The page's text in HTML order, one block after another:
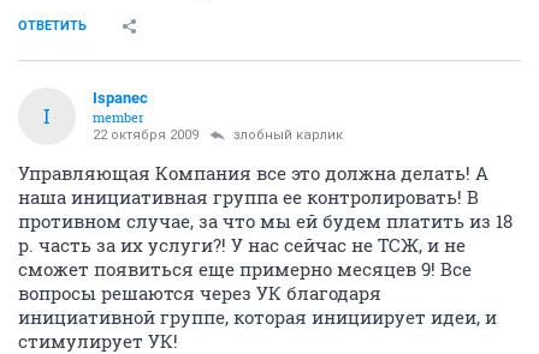
ОТВЕТИТЬ
I
Ispanec
member
22 октября 2009 злобный карлик
Управляющая Компания все это должна делать! А
наша инициативная группа ее контролировать! В
противном случае, за что мы ей будем платить из 18
р. часть за их услуги?! У нас сейчас не ТСЖ, и не
сможет появиться еще примерно месяцев 9! Все
вопросы решаются через УК благодаря
инициативной группе, которая инициирует идеи, и
стимулирует УК!